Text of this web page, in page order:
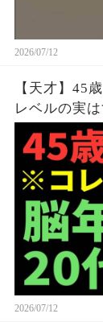
2026/07/12
【天才】45
レベルの実
2026/07/12